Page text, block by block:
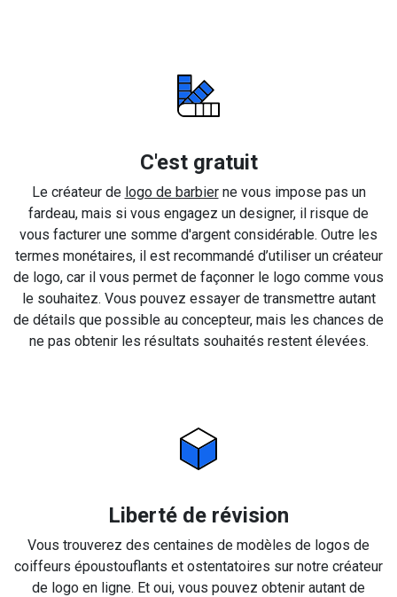
C'est gratuit
Le créateur de logo de barbierne vous impose pas un
fardeau, mais si vous engagez un designer, il risque de
vous facturer une somme d'argent considérable. Outre les
termes monétaires, il est recommandé d’utiliser un créateur
de logo, car il vous permet de façonner le logo comme vous
le souhaitez. Vous pouvez essayer de transmettre autant
de détails que possible au concepteur, mais les chances de
ne pas obtenir les résultats souhaités restent élevées.
Liberté de révision
Vous trouverez des centaines de modèles de logos de
coiffeurs époustouflants et ostentatoires sur notre créateur
de logo en ligne. Et oui, vous pouvez obtenir autant de